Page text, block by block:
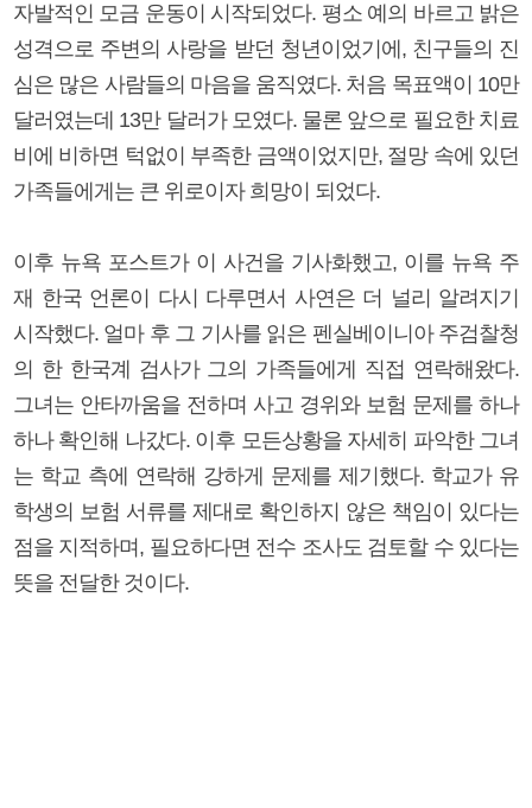
자발적인 모금 운동이 시작되었다. 평소 예의 바르고 밝은
성격으로 주변의 사랑을 받던 청년이었기에, 친구들의 진
심은 많은 사람들의 마음을 움직였다. 처음 목표액이 10만
달러였는데 13만 달러가 모였다. 물론 앞으로 필요한 치료
비에 비하면 턱없이 부족한 금액이었지만, 절망 속에 있던
가족들에게는 큰 위로이자 희망이 되었다.
이후 뉴욕 포스트가 이 사건을 기사화했고, 이를 뉴욕 주
재 한국 언론이 다시 다루면서 사연은 더 널리 알려지기
시작했다. 얼마 후 그 기사를 읽은 펜실베이니아 주검찰청
의 한 한국계 검사가 그의 가족들에게 직접 연락해왔다.
그녀는 안타까움을 전하며 사고 경위와 보험 문제를 하나
하나 확인해 나갔다. 이후 모든상황을 자세히 파악한 그녀
는 학교 측에 연락해 강하게 문제를 제기했다. 학교가 유
학생의 보험 서류를 제대로 확인하지 않은 책임이 있다는
점을 지적하며, 필요하다면 전수 조사도 검토할 수 있다는
뜻을 전달한 것이다.